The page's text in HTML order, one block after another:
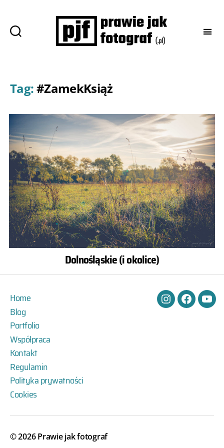
Tag:#ZamekKsiąż
Dolnośląskie (i okolice)
Home
Blog
Portfolio
Współpraca
Kontakt
Regulamin
Polityka prywatności
Cookies
Instagram
Facebook
© 2026Prawie jak fotograf